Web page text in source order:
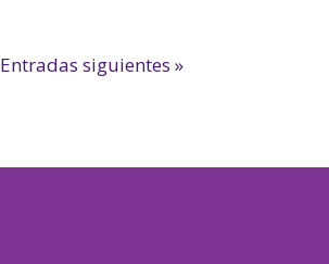
Entradas siguientes »